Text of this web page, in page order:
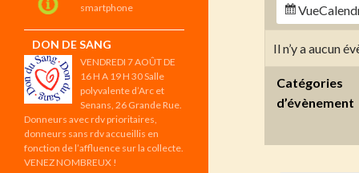
Vue
Il n’y a aucun
Catégories
d’évènement
smartphone
DON DE SANG
VENDREDI 7 AOÛT DE
16 H A 19 H 30 Salle
polyvalente d’Arc et
Senans, 26 Grande Rue.
Donneurs avec rdv prioritaires,
donneurs sans rdv accueillis en
fonction de l’affluence sur la collecte.
VENEZ NOMBREUX !